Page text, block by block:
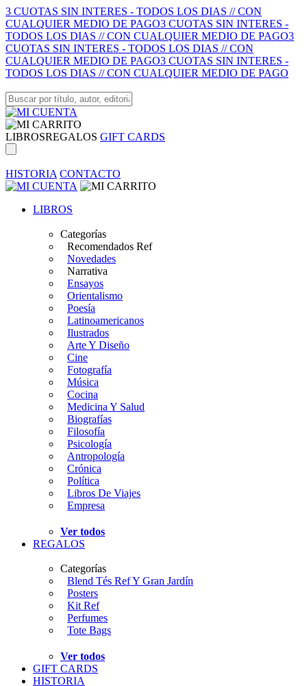
3 CUOTAS SIN INTERES - TODOS LOS DIAS // CON
CUALQUIER MEDIO DE PAGO3 CUOTAS SIN INTERES -
TODOS LOS DIAS // CON CUALQUIER MEDIO DE PAGO3
CUOTAS SIN INTERES - TODOS LOS DIAS // CON
CUALQUIER MEDIO DE PAGO3 CUOTAS SIN INTERES -
TODOS LOS DIAS // CON CUALQUIER MEDIO DE PAGO
LIBROSREGALOS GIFT CARDS
HISTORIA CONTACTO
LIBROS
Categorías
Recomendados Ref
Novedades
Narrativa
Ensayos
Orientalismo
Poesía
Latinoamericanos
Ilustrados
Arte Y Diseño
Cine
Fotografía
Música
Cocina
Medicina Y Salud
Biografías
Filosofía
Psicología
Antropología
Crónica
Política
Libros De Viajes
Empresa
Ver todos
REGALOS
Categorías
Blend Tés Ref Y Gran Jardín
Posters
Kit Ref
Perfumes
Tote Bags
Ver todos
GIFT CARDS
HISTORIA